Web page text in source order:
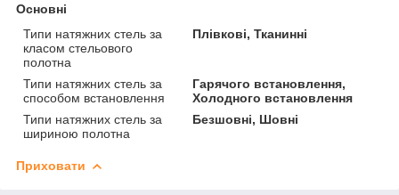
Основні
Типи натяжних стель за
класом стельового
полотна
Плівкові, Тканинні
Типи натяжних стель за
способом встановлення
Гарячого встановлення,
Холодного встановлення
Типи натяжних стель за
шириною полотна
Безшовні, Шовні
Приховати